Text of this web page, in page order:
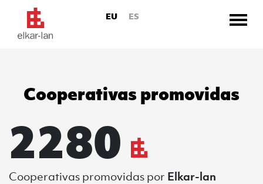
Ir directamente al contenido
EU ES
Cooperativas promovidas
2280
Cooperativas promovidas por Elkar-lan